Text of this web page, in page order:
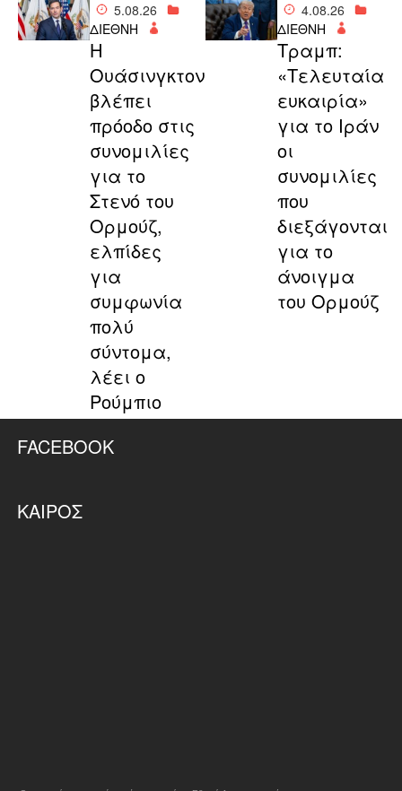
5.08.26
ΔΙΕΘΝΗ
Η
Ουάσινγκτον
βλέπει
πρόοδο στις
συνομιλίες
για το
Στενό του
Ορμούζ,
ελπίδες
για
συμφωνία
πολύ
σύντομα,
λέει ο
Ρούμπιο
4.08.26
ΔΙΕΘΝΗ
Τραμπ:
«Τελευταία
ευκαιρία»
για το Ιράν
οι
συνομιλίες
που
διεξάγονται
για το
άνοιγμα
του Ορμούζ
FACEBOOK
ΚΑΙΡΌΣ